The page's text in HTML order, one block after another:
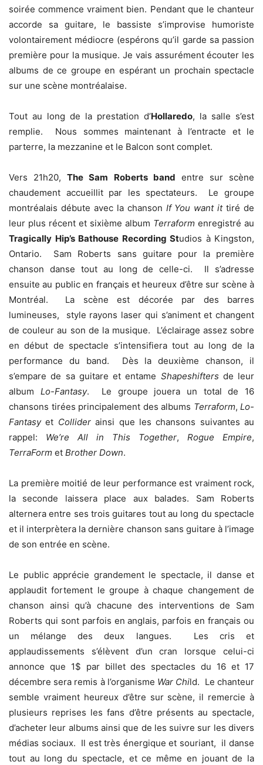
soirée commence vraiment bien. Pendant que le chanteur
accorde sa guitare, le bassiste s’improvise humoriste
volontairement médiocre (espérons qu’il garde sa passion
première pour la musique. Je vais assurément écouter les
albums de ce groupe en espérant un prochain spectacle
sur une scène montréalaise.
Tout au long de la prestation d’Hollaredo, la salle s’est
remplie. Nous sommes maintenant à l’entracte et le
parterre, la mezzanine et le Balcon sont complet.
Vers 21h20,The Sam Roberts band entre sur scène
chaudement accueillit par les spectateurs. Le groupe
montréalais débute avec la chanson If You want ittiré de
leur plus récent et sixième album Terraform enregistré au
Tragically Hip’s Bathouse Recording Studios à Kingston,
Ontario. Sam Roberts sans guitare pour la première
chanson danse tout au long de celle-ci. Il s’adresse
ensuite au public en français et heureux d’être sur scène à
Montréal. La scène est décorée par des barres
lumineuses, style rayons laser qui s’animent et changent
de couleur au son de la musique. L’éclairage assez sobre
en début de spectacle s’intensifiera tout au long de la
performance du band. Dès la deuxième chanson, il
s’empare de sa guitare et entame Shapeshifters de leur
album Lo-Fantasy. Le groupe jouera un total de 16
chansons tirées principalement des albums Terraform, Lo-
Fantasyet Colliderainsi que les chansons suivantes au
rappel: We’re All in This Together, Rogue Empire,
TerraForm et Brother Down.
La première moitié de leur performance est vraiment rock,
la seconde laissera place aux balades. Sam Roberts
alternera entre ses trois guitares tout au long du spectacle
et il interprètera la dernière chanson sans guitare à l’image
de son entrée en scène.
Le public apprécie grandement le spectacle, il danse et
applaudit fortement le groupe à chaque changement de
chanson ainsi qu’à chacune des interventions de Sam
Roberts qui sont parfois en anglais, parfois en français ou
un mélange des deux langues. Les cris et
applaudissements s’élèvent d’un cran lorsque celui-ci
annonce que 1$ par billet des spectacles du 16 et 17
décembre sera remis à l’organisme War Child. Le chanteur
semble vraiment heureux d’être sur scène, il remercie à
plusieurs reprises les fans d’être présents au spectacle,
d’acheter leur albums ainsi que de les suivre sur les divers
médias sociaux. Il est très énergique et souriant, il danse
tout au long du spectacle, et ce même en jouant de la